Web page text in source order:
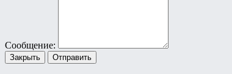
Сообщение:
Закрыть Отправить